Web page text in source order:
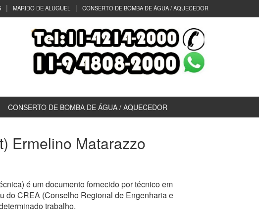
MARIDO DE ALUGUEL CONSERTO DE BOMBA DE ÁGUA / AQUECEDOR
CONSERTO DE BOMBA DE ÁGUA / AQUECEDOR
Ermelino Matarazzo
é um documento fornecido por técnico em
do CREA (Conselho Regional de Engenharia e
trabalho.